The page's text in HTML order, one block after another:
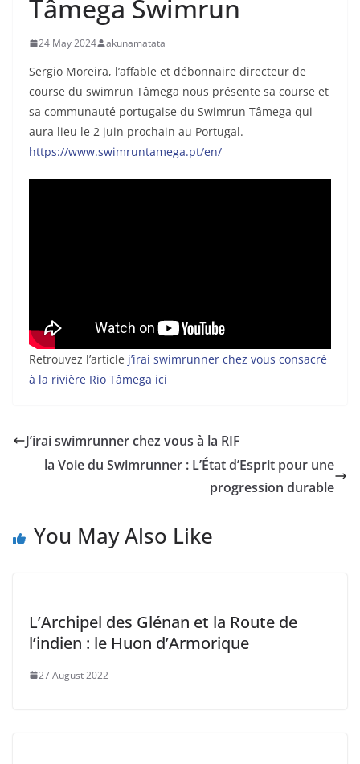
Tâmega Swimrun
24 May 2024 akunamatata
Sergio Moreira, l’affable et débonnaire directeur de
course du swimrun Tâmega nous présente sa course et
sa communauté portugaise du Swimrun Tâmega qui
aura lieu le 2 juin prochain au Portugal.
https://www.swimruntamega.pt/en/
Retrouvez l’article j’irai swimrunner chez vous consacré
à la rivière Rio Tâmega ici
J’irai swimrunner chez vous à la RIF
la Voie du Swimrunner : L’État d’Esprit pour une
progression durable
You May Also Like
L’Archipel des Glénan et la Route de
l’indien : le Huon d’Armorique
27 August 2022